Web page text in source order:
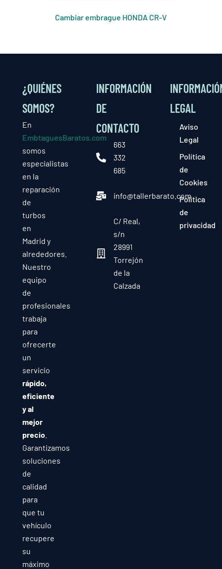
Cambiar embrague HONDA CR-V
¿QUIÉNES
SOMOS?
En
EmbtaguesBaratos.com
somos
especialistas
en la
reparación
de
turbos
en
Madrid y
alrededores.
Nuestro
equipo
de
profesionales
trabaja
para
ofrecerte
un
servicio
rápido,
eficiente
y al
mejor
precio.
Garantizamos
soluciones
de
calidad
para
que tu
vehículo
recupere
su
máximo
INFORMACIÓN
DE
CONTACTO
663
332
685
info@tallerbarato.com
C/ Real,
s/n
28991
Torrejón
de la
Calzada
LEGAL
Aviso
Legal
Política
de
Cookies
Política
de
privacidad